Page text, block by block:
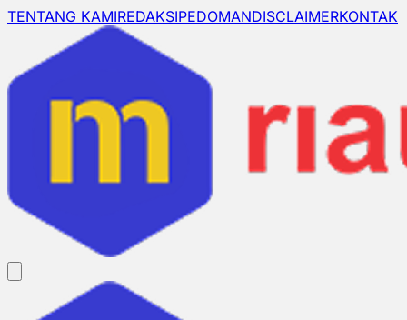
TENTANG KAMIREDAKSIPEDOMANDISCLAIMERKONTAK